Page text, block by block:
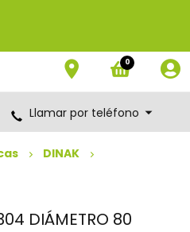
0
Llamar por teléfono
DINAK
DIÁMETRO 80